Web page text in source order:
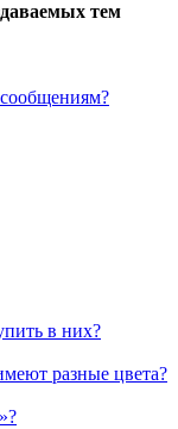
тем
в них?
разные цвета?